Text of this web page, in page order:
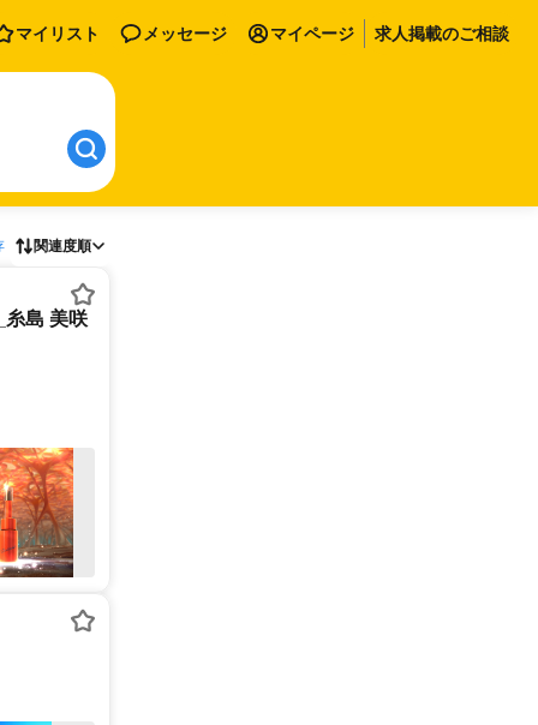
マイリスト メッセージ マイページ 求人掲載のご相談
関連度順
糸島 美咲